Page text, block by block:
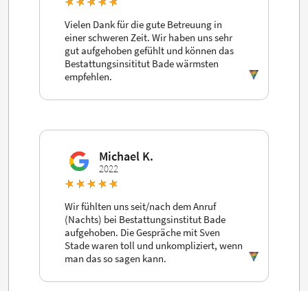
Vielen Dank für die gute Betreuung in
einer schweren Zeit. Wir haben uns sehr
gut aufgehoben gefühlt und können das
Bestattungsinsititut Bade wärmsten
empfehlen.
Michael K.
2022
Wir fühlten uns seit/nach dem Anruf
(Nachts) bei Bestattungsinstitut Bade
aufgehoben. Die Gespräche mit Sven
Stade waren toll und unkompliziert, wenn
man das so sagen kann.